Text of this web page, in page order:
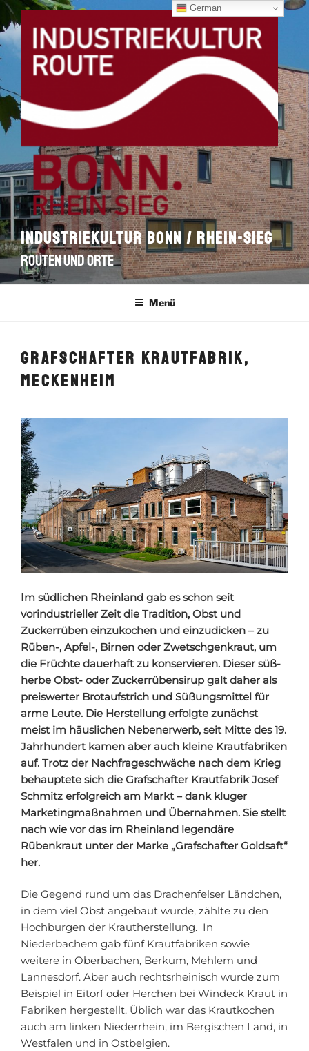
Zum
Inhalt
springen
INDUSTRIEKULTUR BONN / RHEIN-SIEG
ROUTEN UND ORTE
Menü
GRAFSCHAFTER KRAUTFABRIK,
MECKENHEIM
Im südlichen Rheinland gab es schon seit
vorindustrieller Zeit die Tradition, Obst und
Zuckerrüben einzukochen und einzudicken – zu
Rüben-, Apfel-, Birnen oder Zwetschgenkraut, um
die Früchte dauerhaft zu konservieren. Dieser süß-
herbe Obst- oder Zuckerrübensirup galt daher als
preiswerter Brotaufstrich und Süßungsmittel für
arme Leute. Die Herstellung erfolgte zunächst
meist im häuslichen Nebenerwerb, seit Mitte des 19.
Jahrhundert kamen aber auch kleine Krautfabriken
auf. Trotz der Nachfrageschwäche nach dem Krieg
behauptete sich die Grafschafter Krautfabrik Josef
Schmitz erfolgreich am Markt – dank kluger
Marketingmaßnahmen und Übernahmen. Sie stellt
nach wie vor das im Rheinland legendäre
Rübenkraut unter der Marke „Grafschafter Goldsaft“
her.
Die Gegend rund um das Drachenfelser Ländchen,
in dem viel Obst angebaut wurde, zählte zu den
Hochburgen der Krautherstellung. In
Niederbachem gab fünf Krautfabriken sowie
weitere in Oberbachen, Berkum, Mehlem und
Lannesdorf. Aber auch rechtsrheinisch wurde zum
Beispiel in Eitorf oder Herchen bei Windeck Kraut in
Fabriken hergestellt. Üblich war das Krautkochen
auch am linken Niederrhein, im Bergischen Land, in
Westfalen und in Ostbelgien.
German